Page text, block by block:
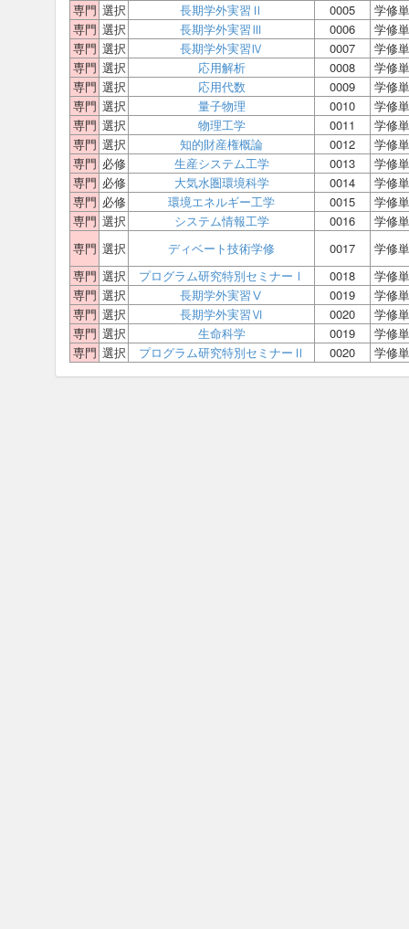
専門 選択 長期学外実習Ⅱ 0005
学修
専門 選択 長期学外実習Ⅲ 0006
学修
専門 選択 長期学外実習Ⅳ 0007
学修
専門 選択 応用解析 0008
学修
専門 選択 応用代数 0009
学修
専門 選択 量子物理 0010
学修
専門 選択 物理工学 0011
学修
専門 選択 知的財産権概論 0012
学修
専門 必修 生産システム工学 0013
学修
専門 必修 大気水圏環境科学 0014
学修
専門 必修 環境エネルギー工学 0015
学修
専門 選択 システム情報工学 0016
学修
専門 選択 ディベート技術学修 0017
学修
専門 選択 プログラム研究特別セミナーⅠ 0018
学修
専門 選択 長期学外実習Ⅴ 0019
学修
専門 選択 長期学外実習Ⅵ 0020
学修
専門 選択 生命科学 0019
学修
専門 選択 プログラム研究特別セミナーⅡ 0020 学修